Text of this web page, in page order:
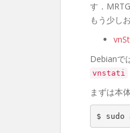
す．
もう少し
Debianで
vnstati
まずは本
$